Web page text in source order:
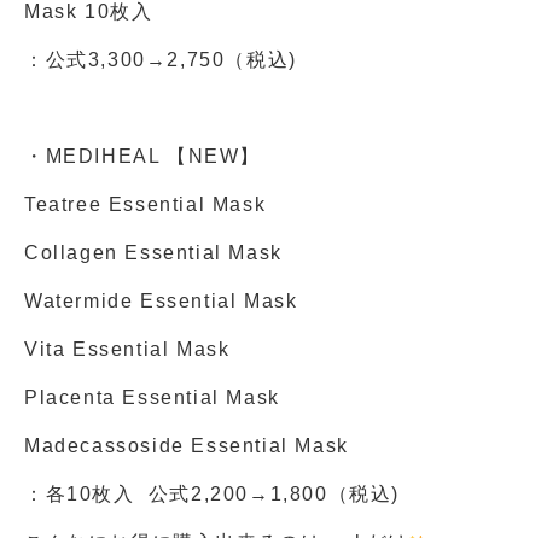
Mask 10枚入
：公式3,300→2,750（税込)
・MEDIHEAL 【NEW】
Teatree Essential Mask
Collagen Essential Mask
Watermide Essential Mask
Vita Essential Mask
Placenta Essential Mask
Madecassoside Essential Mask
：各10枚入 公式2,200→1,800（税込)